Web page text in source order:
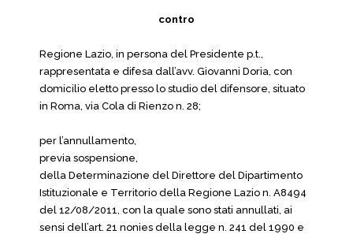
contro
Regione Lazio, in persona del Presidente p.t.,
rappresentata e difesa dall’avv. Giovanni Doria, con
domicilio eletto presso lo studio del difensore, situato
in Roma, via Cola di Rienzo n. 28;
per l’annullamento,
previa sospensione,
della Determinazione del Direttore del Dipartimento
Istituzionale e Territorio della Regione Lazio n. A8494
del 12/08/2011, con la quale sono stati annullati, ai
sensi dell’art. 21 nonies della legge n. 241 del 1990 e